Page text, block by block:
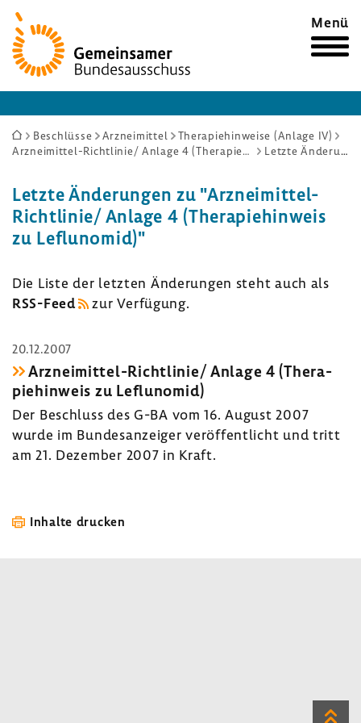
Zur
Startseite
Menü
Sie
sind
Beschlüsse Arzneimittel
Therapiehinweise (Anlage IV)
Arzneimittel-Richtlinie/ Anlage 4 (Therapiehinweis zu Leflunomid)
Letzte Änderungen
Letzte Ände­rungen zu "Arzneimittel-​
Richtlinie/ Anlage 4 (Thera­pie­hin­weis
zu Leflunomid)"
Die Liste der letzten Ände­rungen steht auch als
RSS-​Feed
zur Verfü­gung.
20.12.2007
Arzneimittel-​Richtlinie/ Anlage 4 (Thera­
pie­hin­weis zu Leflunomid)
Der Beschluss des G-BA vom 16. August 2007
wurde im Bundes­an­zeiger veröf­fent­licht und tritt
am 21. Dezember 2007 in Kraft.
Inhalte drucken
Zum